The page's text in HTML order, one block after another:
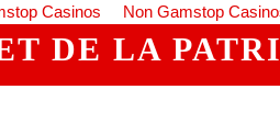
Casinos Non Gamstop
DE LA